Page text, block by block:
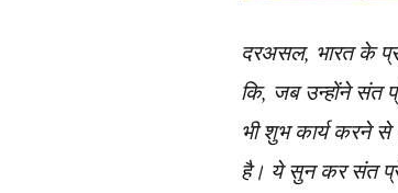
दरअसल, भारत के
कि, जब उन्होंने संत
भी शुभ कार्य करने से
है। ये सुन कर संत